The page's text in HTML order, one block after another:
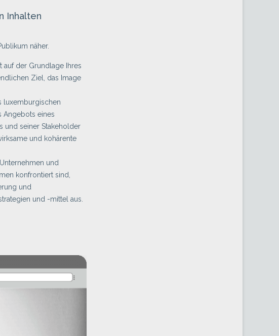
Inhalten
näher.
auf der Grundlage Ihres
Ziel, das Image
luxemburgischen
Angebots eines
und seiner Stakeholder
und kohärente
und
konfrontiert sind,
und
und -mittel aus.